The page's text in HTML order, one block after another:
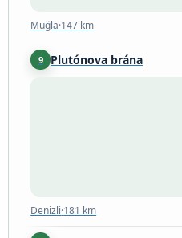
Muğla·147 km
9 Plutónova brána
Denizli·181 km